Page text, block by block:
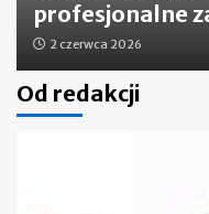
profesjonalne
2 czerwca 2026
Od redakcji